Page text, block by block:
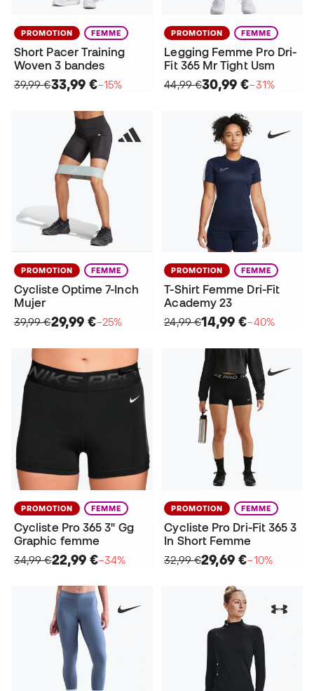
PROMOTION FEMME
Short Pacer Training
Woven 3 bandes
39,99 €33,99 €−15%
PROMOTION FEMME
Legging Femme Pro Dri-
Fit 365 Mr Tight Usm
44,99 €30,99 €−31%
PROMOTION FEMME
Cycliste Optime 7-Inch
Mujer
39,99 €29,99 €−25%
PROMOTION FEMME
T-Shirt Femme Dri-Fit
Academy 23
24,99 €14,99 €−40%
PROMOTION FEMME
Cycliste Pro 365 3" Gg
Graphic femme
34,99 €22,99 €−34%
PROMOTION FEMME
Cycliste Pro Dri-Fit 365 3
In Short Femme
32,99 €29,69 €−10%